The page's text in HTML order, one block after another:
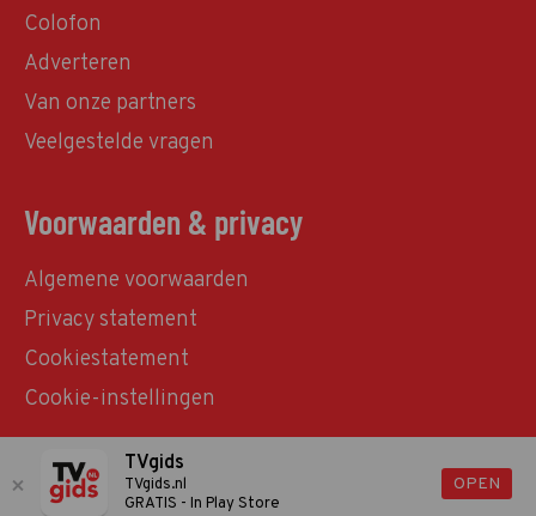
Colofon
Adverteren
Van onze partners
Veelgestelde vragen
Voorwaarden & privacy
Algemene voorwaarden
Privacy statement
Cookiestatement
Cookie-instellingen
© TVgids.nl 2026 - All rights reserved. No text and
datamining.
TVgids
TVgids.nl
GRATIS - In Play Store
OPEN